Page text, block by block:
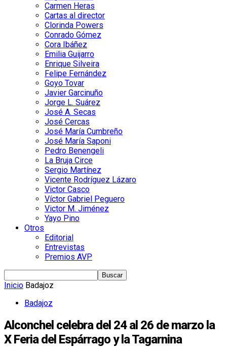
Carmen Heras
Cartas al director
Clorinda Powers
Conrado Gómez
Cora Ibáñez
Emilia Guijarro
Enrique Silveira
Felipe Fernández
Goyo Tovar
Javier Garcinuño
Jorge L. Suárez
José A. Secas
José Cercas
José María Cumbreño
José María Saponi
Pedro Benengeli
La Bruja Circe
Sergio Martínez
Vicente Rodríguez Lázaro
Victor Casco
Víctor Gabriel Peguero
Victor M. Jiménez
Yayo Pino
Otros
Editorial
Entrevistas
Premios AVP
Inicio Badajoz
Badajoz
Alconchel celebra del 24 al 26 de marzo la
X Feria del Espárrago y la Tagarnina